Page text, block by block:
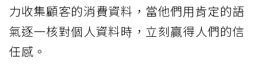
力收集顧客的消費資料，當他們用肯定的語
氣逐一核對個人資料時，立刻贏得人們的信
任感。